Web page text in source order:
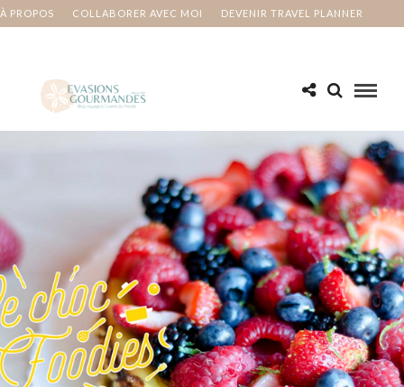
À PROPOS COLLABORER AVEC MOI DEVENIR TRAVEL PLANNER